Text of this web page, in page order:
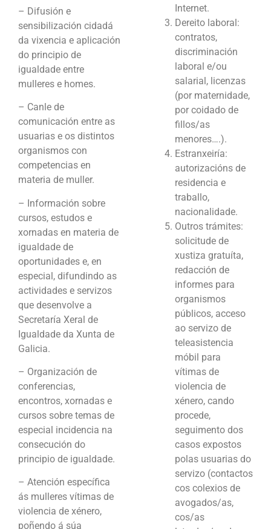
– Difusión e
sensibilización cidadá
da vixencia e aplicación
do principio de
igualdade entre
mulleres e homes.
– Canle de
comunicación entre as
usuarias e os distintos
organismos con
competencias en
materia de muller.
– Información sobre
cursos, estudos e
xornadas en materia de
igualdade de
oportunidades e, en
especial, difundindo as
actividades e servizos
que desenvolve a
Secretaría Xeral de
Igualdade da Xunta de
Galicia.
– Organización de
conferencias,
encontros, xornadas e
cursos sobre temas de
especial incidencia na
consecución do
principio de igualdade.
– Atención específica
ás mulleres vítimas de
violencia de xénero,
poñendo á súa
Internet.
Dereito laboral:
contratos,
discriminación
laboral e/ou
salarial, licenzas
(por maternidade,
por coidado de
fillos/as
menores….).
Estranxeiría:
autorizacións de
residencia e
traballo,
nacionalidade.
Outros trámites:
solicitude de
xustiza gratuíta,
redacción de
informes para
organismos
públicos, acceso
ao servizo de
teleasistencia
móbil para
vítimas de
violencia de
xénero, cando
procede,
seguimento dos
casos expostos
polas usuarias do
servizo (contactos
cos colexios de
avogados/as,
cos/as